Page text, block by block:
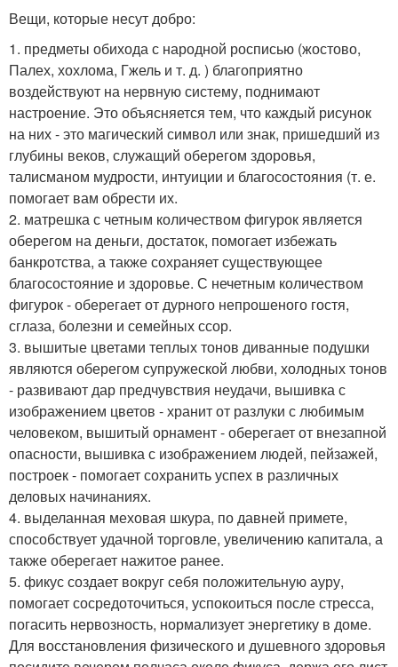
Вещи, которые несут добро:
1. предметы обихода с народной росписью (жостово,
Палех, хохлома, Гжель и т. д. ) благоприятно
воздействуют на нервную систему, поднимают
настроение. Это объясняется тем, что каждый рисунок
на них - это магический символ или знак, пришедший из
глубины веков, служащий оберегом здоровья,
талисманом мудрости, интуиции и благосостояния (т. е.
помогает вам обрести их.
2. матрешка с четным количеством фигурок является
оберегом на деньги, достаток, помогает избежать
банкротства, а также сохраняет существующее
благосостояние и здоровье. С нечетным количеством
фигурок - оберегает от дурного непрошеного гостя,
сглаза, болезни и семейных ссор.
3. вышитые цветами теплых тонов диванные подушки
являются оберегом супружеской любви, холодных тонов
- развивают дар предчувствия неудачи, вышивка с
изображением цветов - хранит от разлуки с любимым
человеком, вышитый орнамент - оберегает от внезапной
опасности, вышивка с изображением людей, пейзажей,
построек - помогает сохранить успех в различных
деловых начинаниях.
4. выделанная меховая шкура, по давней примете,
способствует удачной торговле, увеличению капитала, а
также оберегает нажитое ранее.
5. фикус создает вокруг себя положительную ауру,
помогает сосредоточиться, успокоиться после стресса,
погасить нервозность, нормализует энергетику в доме.
Для восстановления физического и душевного здоровья